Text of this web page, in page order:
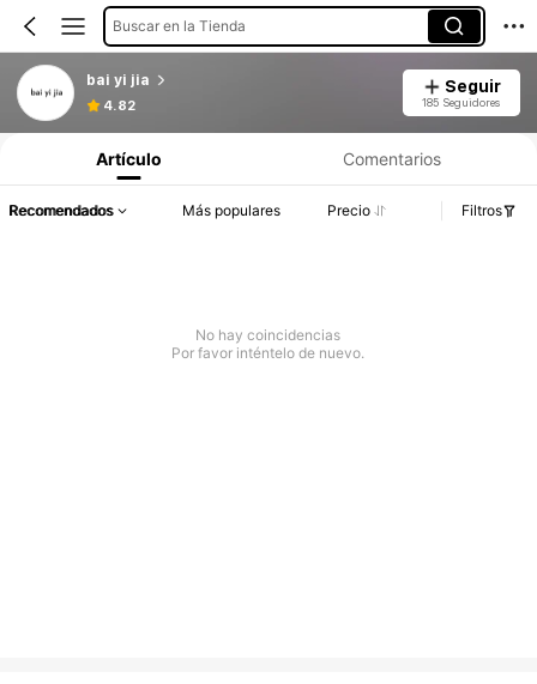
Buscar en la Tienda
bai yi jia
4.82
Seguir
185 Seguidores
Artículo Comentarios
Recomendados Más populares Precio Filtros
No hay coincidencias
Por favor inténtelo de nuevo.